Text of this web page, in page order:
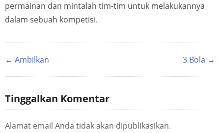
permainan dan mintalah tim-tim untuk melakukannya
dalam sebuah kompetisi.
← Ambilkan 3 Bola →
Tinggalkan Komentar
Alamat email Anda tidak akan dipublikasikan.